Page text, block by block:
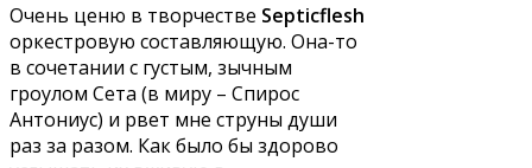
Очень ценю в творчестве Septicflesh
оркестровую составляющую. Она-то
в сочетании с густым, зычным
гроулом Сета (в миру – Спирос
Антониус) и рвет мне струны души
раз за разом. Как было бы здорово